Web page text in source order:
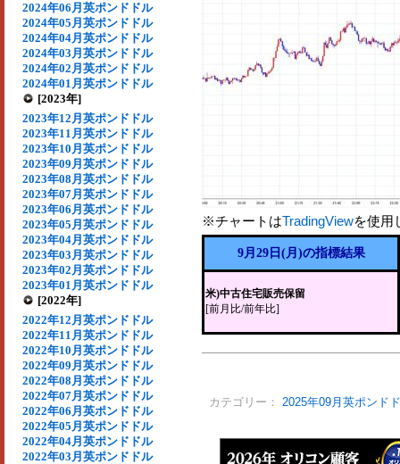
2024年06月英ポンドドル
2024年05月英ポンドドル
2024年04月英ポンドドル
2024年03月英ポンドドル
2024年02月英ポンドドル
2024年01月英ポンドドル
[2023年]
2023年12月英ポンドドル
2023年11月英ポンドドル
2023年10月英ポンドドル
2023年09月英ポンドドル
2023年08月英ポンドドル
2023年07月英ポンドドル
2023年06月英ポンドドル
2023年05月英ポンドドル
2023年04月英ポンドドル
2023年03月英ポンドドル
2023年02月英ポンドドル
2023年01月英ポンドドル
[2022年]
2022年12月英ポンドドル
2022年11月英ポンドドル
2022年10月英ポンドドル
2022年09月英ポンドドル
2022年08月英ポンドドル
2022年07月英ポンドドル
2022年06月英ポンドドル
2022年05月英ポンドドル
2022年04月英ポンドドル
2022年03月英ポンドドル
※チャートはTradingViewを使用
9月29日(月)の指標結果
米)中古住宅販売保留
[前月比/前年比]
カテゴリー： 2025年09月英ポンド